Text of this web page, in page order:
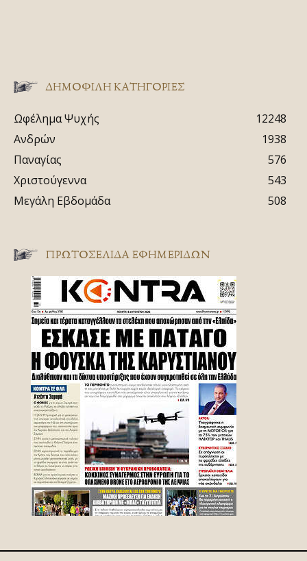
ΔΗΜΟΦΙΛΗ ΚΑΤΗΓΟΡΙΕΣ
Ωφέλημα Ψυχής
12248
Ανδρών
1938
Παναγίας
576
Χριστούγεννα
543
Μεγάλη Εβδομάδα
508
ΠΡΩΤΟΣΈΛΙΔΑ ΕΦΗΜΕΡΊΔΩΝ